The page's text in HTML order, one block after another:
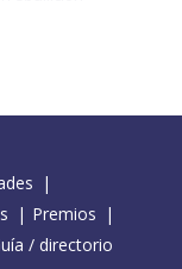
Premios
/ directorio